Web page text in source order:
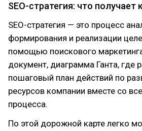
SEO-стратегия: что получает
SEO-стратегия — это процесс
формирования и реализации
помощью поискового
документ, диаграмма Ганта, где
пошаговый план действий по
ресурсов компании вместе со
процесса.
По этой дорожной карте легко